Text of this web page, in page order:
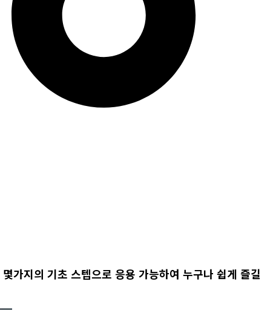
몇가지의 기초 스텝으로 응용 가능하여 누구나 쉽게 즐길